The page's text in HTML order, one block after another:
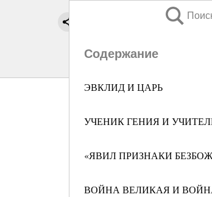
Содержание
ЭВКЛИД И ЦАРЬ
УЧЕНИК ГЕНИЯ И
«ЯВИЛ ПРИЗНАКИ
ВОЙНА ВЕЛИКАЯ И